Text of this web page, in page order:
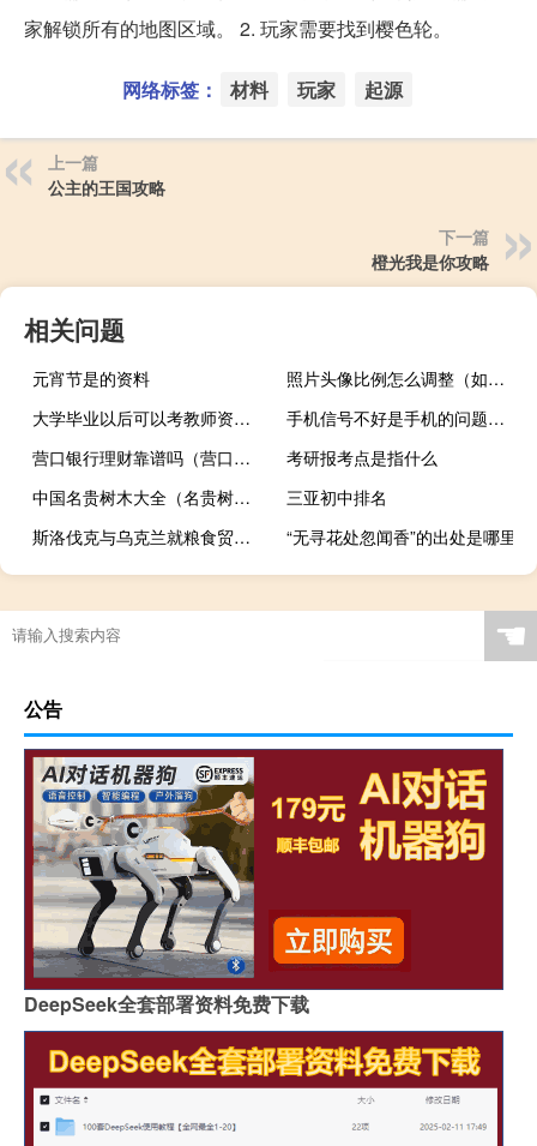
家解锁所有的地图区域。 2. 玩家需要找到樱色轮。
网络标签： 材料 玩家 起源
上一篇
公主的王国攻略
下一篇
橙光我是你攻略
相关问题
元宵节是的资料
照片头像比例怎么调整（如何修改照片头部比例）
大学毕业以后可以考教师资格证吗
手机信号不好是手机的问题吗（手机信号不好）
营口银行理财靠谱吗（营口银行）
考研报考点是指什么
中国名贵树木大全（名贵树木有哪些）
三亚初中排名
斯洛伐克与乌克兰就粮食贸易达成共识乌停止对斯诉讼
“无寻花处忽闻香”的出处是哪里
☚
公告
DeepSeek全套部署资料免费下载